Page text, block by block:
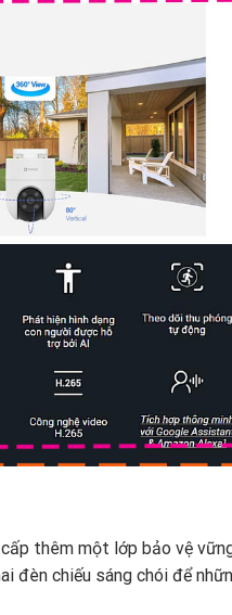
thêm một lớp bảo vệ
đèn chiếu sáng chói để